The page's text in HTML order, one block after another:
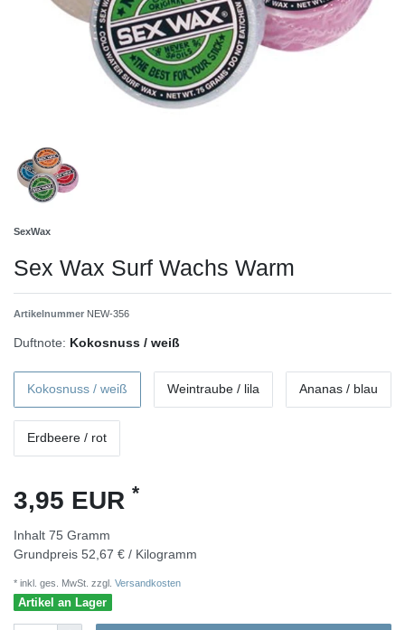
SexWax
Sex Wax Surf Wachs Warm
Artikelnummer NEW-356
Duftnote: Kokosnuss / weiß
Kokosnuss / weiß Weintraube / lila Ananas / blau
Erdbeere / rot
3,95 EUR *
Inhalt 75 Gramm
Grundpreis 52,67 € / Kilogramm
* inkl. ges. MwSt. zzgl. Versandkosten
Artikel an Lager